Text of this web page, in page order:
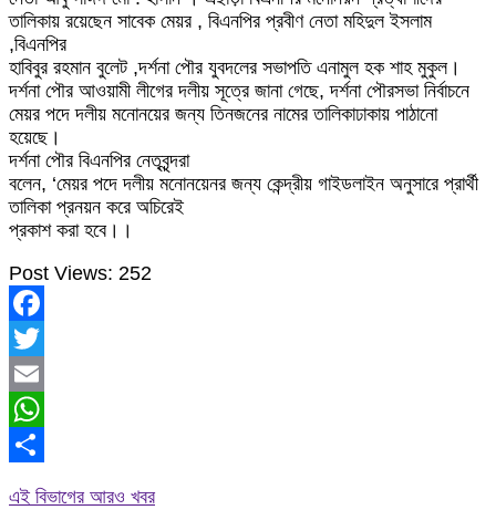
তালিকায় রয়েছেন সাবেক মেয়র , বিএনপির প্রবীণ নেতা মহিদুল ইসলাম
,বিএনপির
হাবিবুর রহমান বুলেট ,দর্শনা পৌর যুবদলের সভাপতি এনামুল হক শাহ মুকুল।
দর্শনা পৌর আওয়ামী লীগের দলীয় সূত্রে জানা গেছে, দর্শনা পৌরসভা নির্বাচনে
মেয়র পদে দলীয় মনোনয়ের জন্য তিনজনের নামের তালিকাঢাকায় পাঠানো
হয়েছে।
দর্শনা পৌর বিএনপির নেতৃবৃন্দরা
বলেন, ‘মেয়র পদে দলীয় মনোনয়েনর জন্য কেন্দ্রীয় গাইডলাইন অনুসারে প্রার্থী
তালিকা প্রনয়ন করে অচিরেই
প্রকাশ করা হবে।।
Post Views: 252
Facebook
Twitter
Email
WhatsApp
এই বিভাগের আরও খবর